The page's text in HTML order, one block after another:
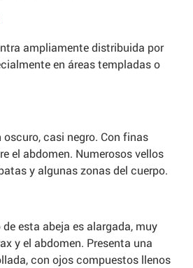
ampliamente distribuida por
en áreas templadas o
casi negro. Con finas
el abdomen. Numerosos vellos
y algunas zonas del cuerpo.
esta abeja es alargada, muy
y el abdomen. Presenta una
con ojos compuestos llenos